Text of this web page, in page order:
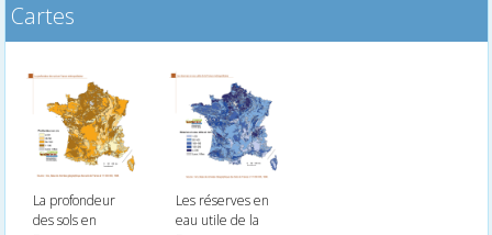
Cartes
La profondeur
des sols en
Les réserves en
eau utile de la